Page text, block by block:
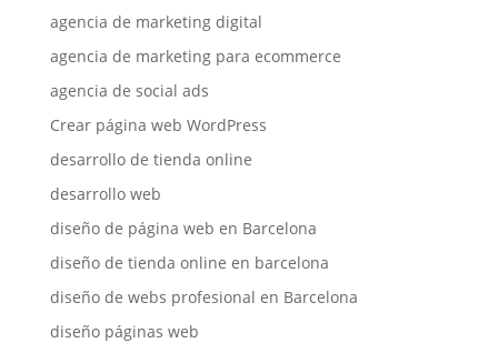
agencia de marketing digital
agencia de marketing para ecommerce
agencia de social ads
Crear página web WordPress
desarrollo de tienda online
desarrollo web
diseño de página web en Barcelona
diseño de tienda online en barcelona
diseño de webs profesional en Barcelona
diseño páginas web